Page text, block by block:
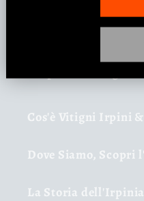
Recensione dei
Cos'è Vitigni Irpini
Dove Siamo, Scopri
La Storia dell'Irpinia